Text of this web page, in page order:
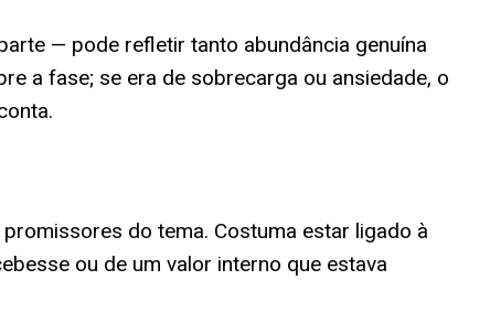
— pode refletir tanto abundância genuína
a fase; se era de sobrecarga ou ansiedade, o
do tema. Costuma estar ligado à
ou de um valor interno que estava